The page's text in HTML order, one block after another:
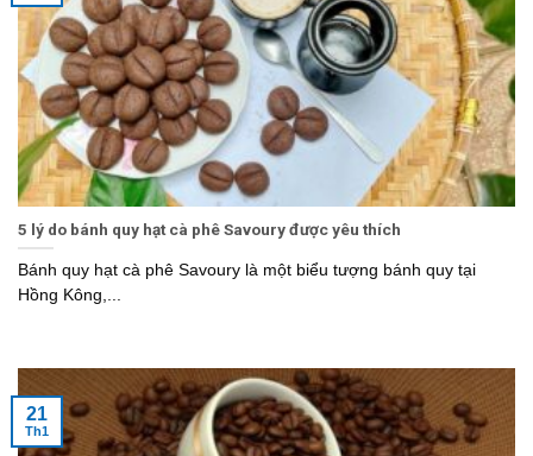
5 lý do bánh quy hạt cà phê Savoury được yêu thích
Bánh quy hạt cà phê Savoury là một biểu tượng bánh quy tại
Hồng Kông,...
21
Th1